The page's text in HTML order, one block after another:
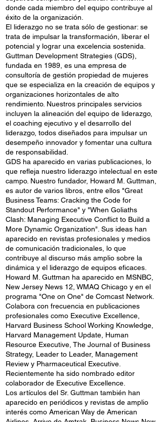
donde cada miembro del equipo contribuye al
éxito de la organización.
El liderazgo no se trata sólo de gestionar: se
trata de impulsar la transformación, liberar el
potencial y lograr una excelencia sostenida.
Guttman Development Strategies (GDS),
fundada en 1989, es una empresa de
consultoría de gestión propiedad de mujeres
que se especializa en la creación de equipos y
organizaciones horizontales de alto
rendimiento. Nuestros principales servicios
incluyen la alineación del equipo de liderazgo,
el coaching ejecutivo y el desarrollo del
liderazgo, todos diseñados para impulsar un
desempeño innovador y fomentar una cultura
de responsabilidad.
GDS ha aparecido en varias publicaciones, lo
que refleja nuestro liderazgo intelectual en este
campo. Nuestro fundador, Howard M. Guttman,
es autor de varios libros, entre ellos "Great
Business Teams: Cracking the Code for
Standout Performance" y "When Goliaths
Clash: Managing Executive Conflict to Build a
More Dynamic Organization". Sus ideas han
aparecido en revistas profesionales y medios
de comunicación tradicionales, lo que
contribuye al discurso más amplio sobre la
dinámica y el liderazgo de equipos eficaces.
Howard M. Guttman ha aparecido en MSNBC,
New Jersey News 12, WMAQ Chicago y en el
programa "One on One" de Comcast Network.
Colabora con frecuencia en publicaciones
profesionales como Executive Excellence,
Harvard Business School Working Knowledge,
Harvard Management Update, Human
Resource Executive, The Journal of Business
Strategy, Leader to Leader, Management
Review y Pharmaceutical Executive.
Recientemente ha sido nombrado editor
colaborador de Executive Excellence.
Los artículos del Sr. Guttman también han
aparecido en periódicos y revistas de amplio
interés como American Way de American